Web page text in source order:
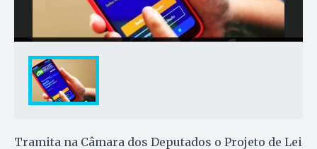
Tramita na Câmara dos Deputados o Projeto de Lei